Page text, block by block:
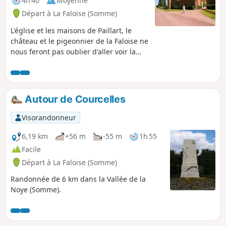
Départ à La Faloise (Somme)
L'église et les maisons de Paillart, le
château et le pigeonnier de la Faloise ne
nous feront pas oublier d'aller voir la
ferroviaire de 1910.
Autour de Courcelles
Visorandonneur
6,19 km
+56 m -55 m
1h 55
Facile
Départ à La Faloise (Somme)
Randonnée de 6 km dans la Vallée de la
Noye (Somme).